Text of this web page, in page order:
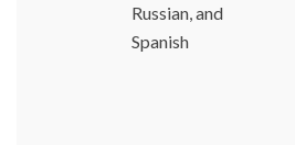
Russian, and
Spanish